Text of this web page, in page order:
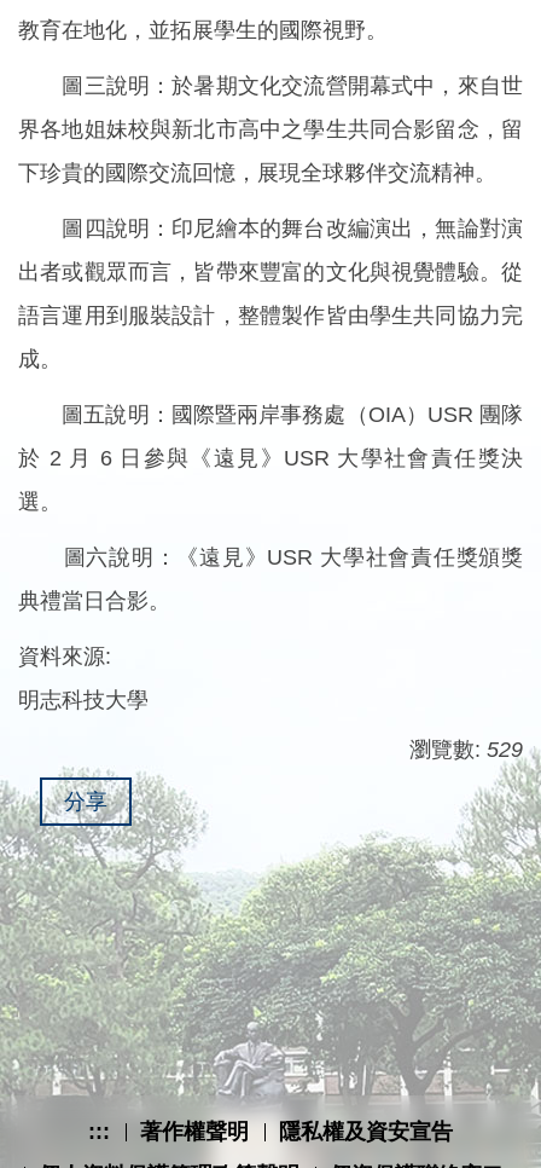
教育在地化，並拓展學生的國際視野。
圖三說明：於暑期文化交流營開幕式中，來自世
界各地姐妹校與新北市高中之學生共同合影留念，留
下珍貴的國際交流回憶，展現全球夥伴交流精神。
圖四說明：印尼繪本的舞台改編演出，無論對演
出者或觀眾而言，皆帶來豐富的文化與視覺體驗。從
語言運用到服裝設計，整體製作皆由學生共同協力完
成。
圖五說明：國際暨兩岸事務處（OIA）USR 團隊
於 2 月 6 日參與《遠見》USR 大學社會責任獎決
選。
圖六說明：《遠見》USR 大學社會責任獎頒獎
典禮當日合影。
資料來源:
明志科技大學
瀏覽數: 529
分享
::: 著作權聲明
隱私權及資安宣告